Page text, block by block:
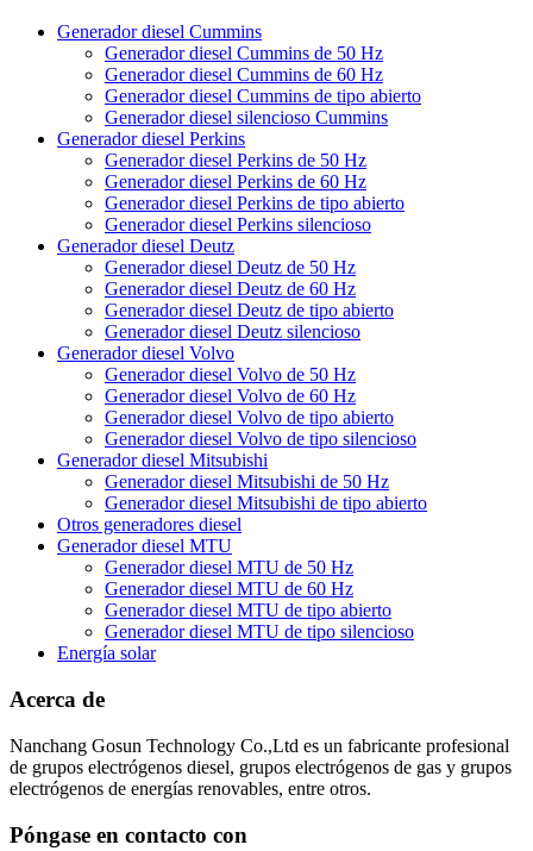
Generador diesel Cummins
Generador diesel Cummins de 50 Hz
Generador diesel Cummins de 60 Hz
Generador diesel Cummins de tipo abierto
Generador diesel silencioso Cummins
Generador diesel Perkins
Generador diesel Perkins de 50 Hz
Generador diesel Perkins de 60 Hz
Generador diesel Perkins de tipo abierto
Generador diesel Perkins silencioso
Generador diesel Deutz
Generador diesel Deutz de 50 Hz
Generador diesel Deutz de 60 Hz
Generador diesel Deutz de tipo abierto
Generador diesel Deutz silencioso
Generador diesel Volvo
Generador diesel Volvo de 50 Hz
Generador diesel Volvo de 60 Hz
Generador diesel Volvo de tipo abierto
Generador diesel Volvo de tipo silencioso
Generador diesel Mitsubishi
Generador diesel Mitsubishi de 50 Hz
Generador diesel Mitsubishi de tipo abierto
Otros generadores diesel
Generador diesel MTU
Generador diesel MTU de 50 Hz
Generador diesel MTU de 60 Hz
Generador diesel MTU de tipo abierto
Generador diesel MTU de tipo silencioso
Energía solar
Acerca de
Nanchang Gosun Technology Co.,Ltd es un fabricante profesional
de grupos electrógenos diesel, grupos electrógenos de gas y grupos
electrógenos de energías renovables, entre otros.
Póngase en contacto con